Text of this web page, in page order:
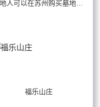
福乐山庄